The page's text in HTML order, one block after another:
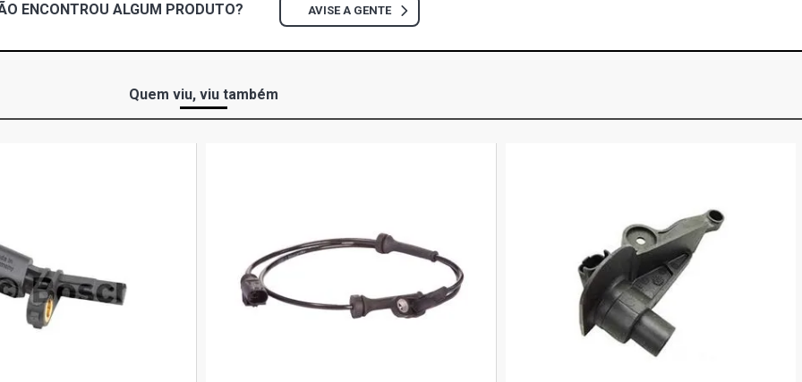
ESCORT STD SW 1.8 16V ZETEC GASOLINA (1997
FIESTA HATCH GL HATCH 1.0 8V ENDURA
GASOLINA (1997 - 2000)
FIESTA HATCH GL CLASS HATCH 1.0 8V ENDURA
ENCONTROU ALGUM PRODUTO? AVISE A GENTE
Quem viu, viu também